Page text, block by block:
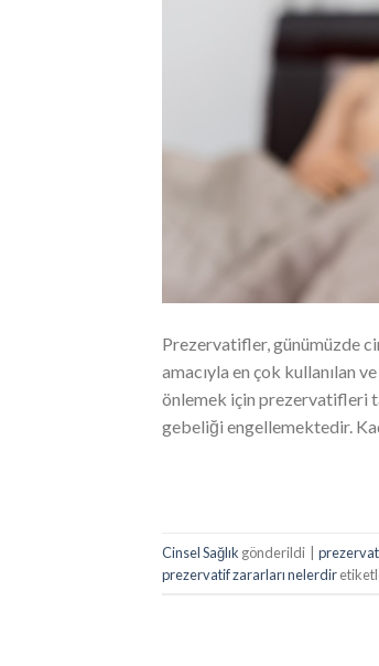
Prezervatifler, günümüzde
amacıyla en çok kullanılan
önlemek için prezervatifleri
gebeliği engellemektedir.
Cinsel Sağlık gönderildi |
prezervatif zararları nelerdir